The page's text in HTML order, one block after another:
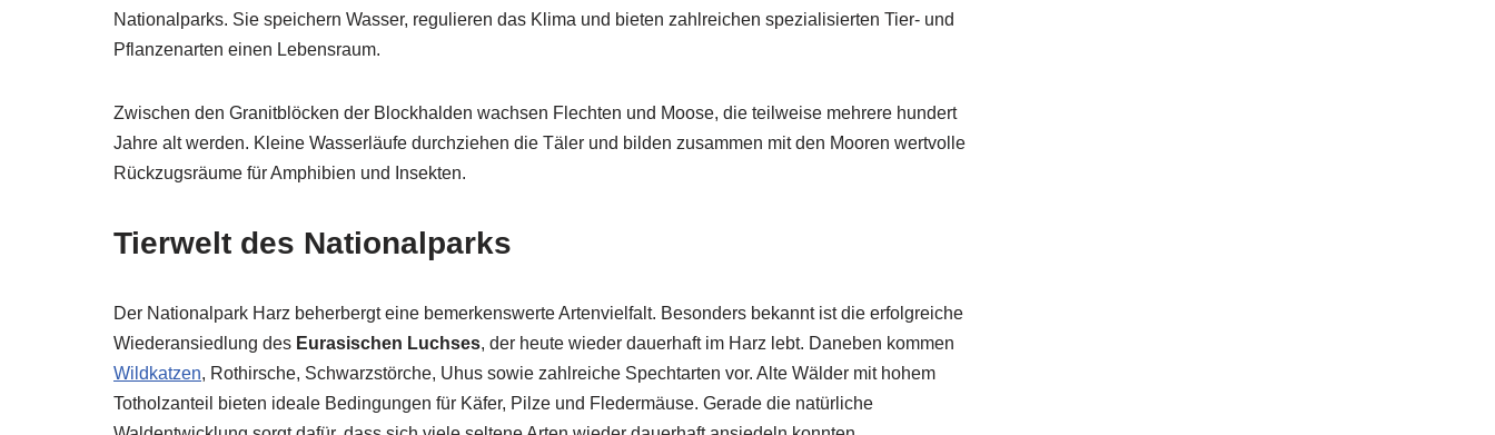
Nationalparks. Sie speichern Wasser, regulieren das Klima und bieten zahlreichen spezialisierten Tier- und
Pflanzenarten einen Lebensraum.
Zwischen den Granitblöcken der Blockhalden wachsen Flechten und Moose, die teilweise mehrere hundert
Jahre alt werden. Kleine Wasserläufe durchziehen die Täler und bilden zusammen mit den Mooren wertvolle
Rückzugsräume für Amphibien und Insekten.
Tierwelt des Nationalparks
Der Nationalpark Harz beherbergt eine bemerkenswerte Artenvielfalt. Besonders bekannt ist die erfolgreiche
Wiederansiedlung des Eurasischen Luchses, der heute wieder dauerhaft im Harz lebt. Daneben kommen
Wildkatzen, Rothirsche, Schwarzstörche, Uhus sowie zahlreiche Spechtarten vor. Alte Wälder mit hohem
Totholzanteil bieten ideale Bedingungen für Käfer, Pilze und Fledermäuse. Gerade die natürliche